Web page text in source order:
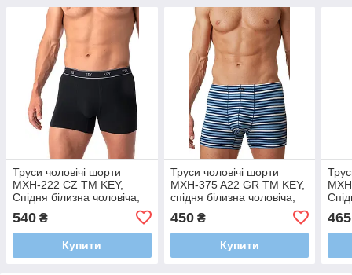
Труси чоловічі шорти
MXH-222 CZ ТМ KEY,
Спідня білизна чоловіча,
Якісні плавки для чоловіків
бавовна
540 ₴
Купити
Труси чоловічі шорти
MXH-375 A22 GR ТМ KEY,
спідня білизна чоловіча,
Якісні плавки для чоловіків
бавовна
450₴
Купити
465